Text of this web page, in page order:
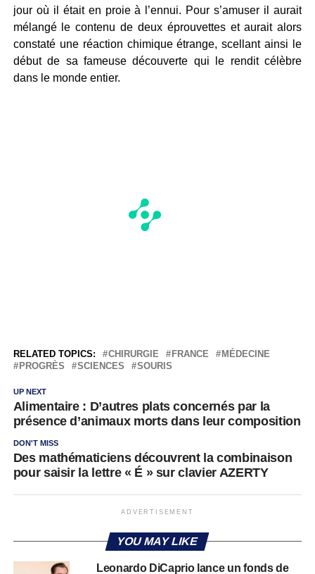
jour où il était en proie à l’ennui. Pour s’amuser il aurait
mélangé le contenu de deux éprouvettes et aurait alors
constaté une réaction chimique étrange, scellant ainsi le
début de sa fameuse découverte qui le rendit célèbre
dans le monde entier.
RELATED TOPICS: CHIRURGIE FRANCE
MÉDECINE
PROGRÈS
SCIENCES SOURIS
UP NEXT
Alimentaire : D’autres plats concernés par la
présence d’animaux morts dans leur composition
DON'T MISS
Des mathématiciens découvrent la combinaison
pour saisir la lettre « É » sur clavier AZERTY
ADVERTISEMENT
YOU MAY LIKE
Leonardo DiCaprio lance un fonds de